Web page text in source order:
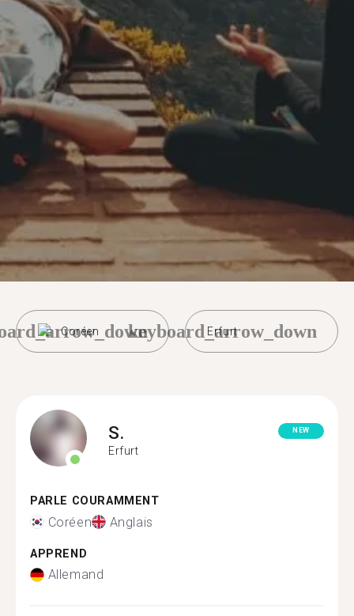
Coréen Erfurt
keyboard_arrow_down
S.
Erfurt
NEW
PARLE COURAMMENT
Coréen Anglais
APPREND
Allemand